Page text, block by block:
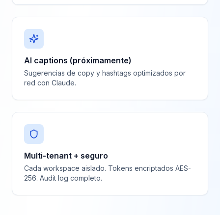
AI captions (próximamente)
Sugerencias de copy y hashtags optimizados por
red con Claude.
Multi-tenant + seguro
Cada workspace aislado. Tokens encriptados AES-
256. Audit log completo.